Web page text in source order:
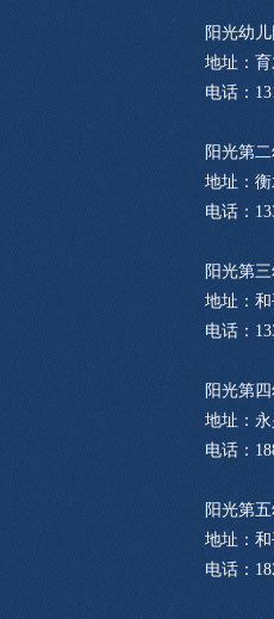
阳光幼
地址：
电话：
阳光第
地址：
电话：
阳光第
地址：
电话：
阳光第
地址：
电话：
阳光第
地址：
电话：